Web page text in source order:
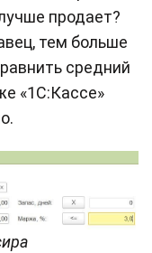
продает?
тем больше
средний
«1С:Кассе»